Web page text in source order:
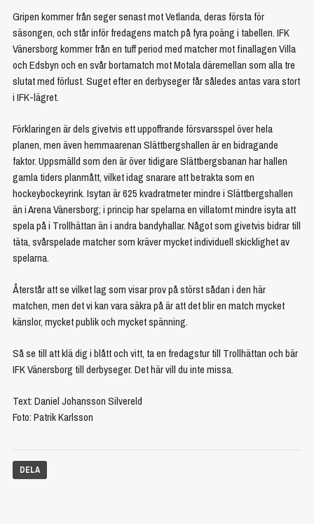
Gripen kommer från seger senast mot Vetlanda, deras första för
säsongen, och står inför fredagens match på fyra poäng i tabellen. IFK
Vänersborg kommer från en tuff period med matcher mot finallagen Villa
och Edsbyn och en svår bortamatch mot Motala däremellan som alla tre
slutat med förlust. Suget efter en derbyseger får således antas vara stort
i IFK-lägret.
Förklaringen är dels givetvis ett uppoffrande försvarsspel över hela
planen, men även hemmaarenan Slättbergshallen är en bidragande
faktor. Uppsmälld som den är över tidigare Slättbergsbanan har hallen
gamla tiders planmått, vilket idag snarare att betrakta som en
hockeybockeyrink. Isytan är 625 kvadratmeter mindre i Slättbergshallen
än i Arena Vänersborg; i princip har spelarna en villatomt mindre isyta att
spela på i Trollhättan än i andra bandyhallar. Något som givetvis bidrar till
täta, svårspelade matcher som kräver mycket individuell skicklighet av
spelarna.
Återstår att se vilket lag som visar prov på störst sådan i den här
matchen, men det vi kan vara säkra på är att det blir en match mycket
känslor, mycket publik och mycket spänning.
Så se till att klä dig i blått och vitt, ta en fredagstur till Trollhättan och bär
IFK Vänersborg till derbyseger. Det här vill du inte missa.
Text: Daniel Johansson Silvereld
Foto: Patrik Karlsson
DELA